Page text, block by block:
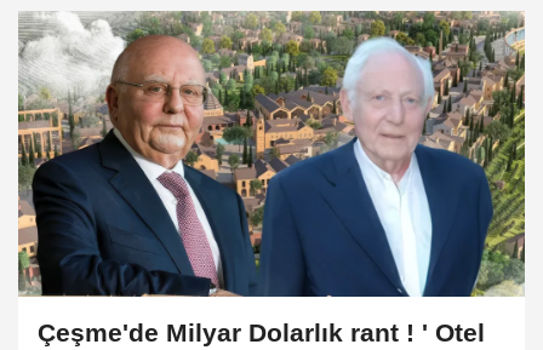
milyar liralık rant
projesi
Çeşme'de Milyar Dolarlık rant ! ' Otel